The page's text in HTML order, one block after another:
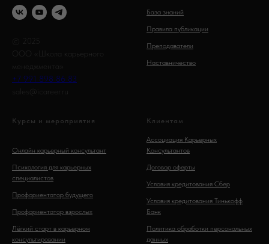
ООО «Школа карьерного
менеджмента»
+7 991 898 86 83
sales@icareer.ru
База знаний
Правила публикации
Преподаватели
Наставничество
Курсы и мероприятия
Онлайн карьерный консультант
Психология для карьерных
специалистов
Профориентатор будущего
Профориентатор взрослых
Лёгкий старт в карьерном
консультировании
Клиентам
Ассоциация Карьерных
Консультантов
Договор оферты
Условия кредитования Сбер
Условия кредитования Тинькофф
Банк
Политика обработки персональных
данных